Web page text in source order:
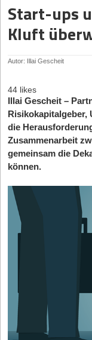
Start-ups
Kluft
Autor: Illai Gescheit
44 likes
Illai Gescheit –
Risikokapitalgeber,
die
Zusammenarbeit
gemeinsam die
können.